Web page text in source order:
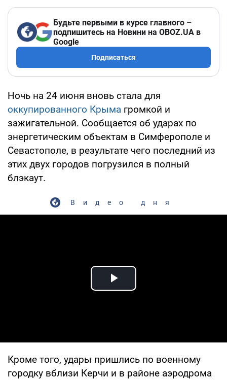
Будьте первыми в курсе главного –
подпишитесь на Новини на OBOZ.UA в
Google
Подписаться
Ночь на 24 июня вновь стала для
оккупированного Крыма громкой и
зажигательной. Сообщается об ударах по
энергетическим объектам в Симферополе и
Севастополе, в результате чего последний из
этих двух городов погрузился в полный
блэкаут.
Видео дня
Play Video
Кроме того, удары пришлись по военному
городку вблизи Керчи и в районе аэродрома